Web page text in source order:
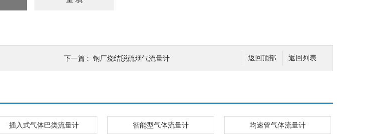
返回列表
返回顶部
下一篇 : 钢厂烧结脱硫烟气流量计
插入式气体巴类流量计 智能型气体流量计 均速管气体流量计